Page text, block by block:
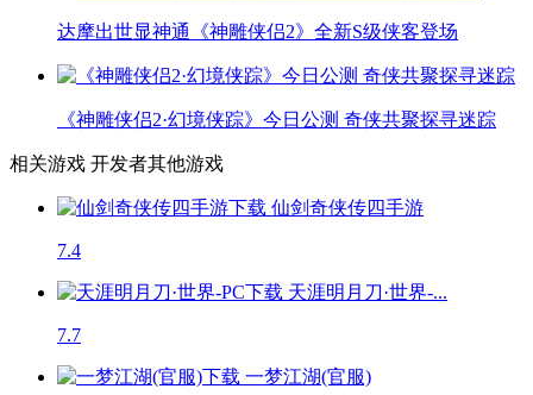
达摩出世显神通《神雕侠侣2》全新S级侠客登场
《神雕侠侣2·幻境侠踪》今日公测 奇侠共聚探寻迷踪
相关游戏 开发者其他游戏
仙剑奇侠传四手游
7.4
天涯明月刀·世界-...
7.7
一梦江湖(官服)